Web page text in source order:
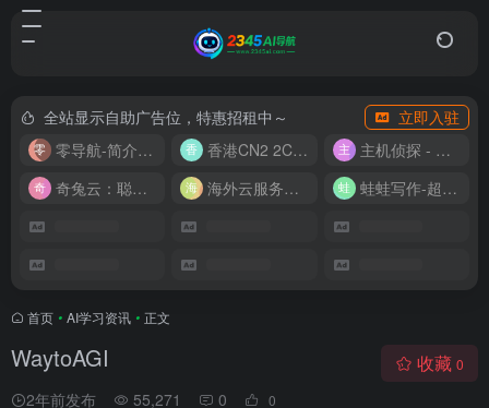
全站显示自助广告位，特惠招租中～
立即入驻
零导航-简介实用的网址导航
香港CN2 2C2G20M 9.9/月
主机侦探 - 少花钱，用好云
奇兔云：聪明人的“省”钱计划！
海外云服务器全网最低价 蛙蛙写作-超级AI智能写作助手
首页 • AI学习资讯 • 正文
WaytoAGI
2年前发布 55,271 0 0
收藏 0